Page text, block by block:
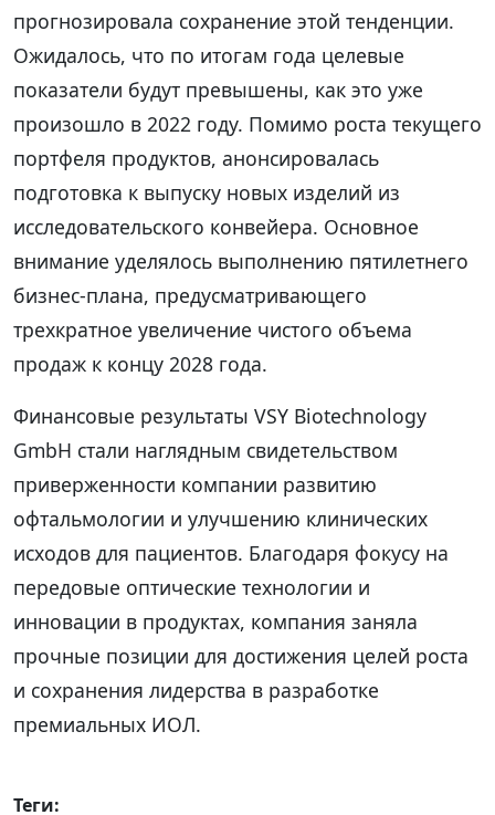
прогнозировала сохранение этой тенденции.
Ожидалось, что по итогам года целевые
показатели будут превышены, как это уже
произошло в 2022 году. Помимо роста текущего
портфеля продуктов, анонсировалась
подготовка к выпуску новых изделий из
исследовательского конвейера. Основное
внимание уделялось выполнению пятилетнего
бизнес-плана, предусматривающего
трехкратное увеличение чистого объема
продаж к концу 2028 года.
Финансовые результаты VSY Biotechnology
GmbH стали наглядным свидетельством
приверженности компании развитию
офтальмологии и улучшению клинических
исходов для пациентов. Благодаря фокусу на
передовые оптические технологии и
инновации в продуктах, компания заняла
прочные позиции для достижения целей роста
и сохранения лидерства в разработке
премиальных ИОЛ.
Теги: